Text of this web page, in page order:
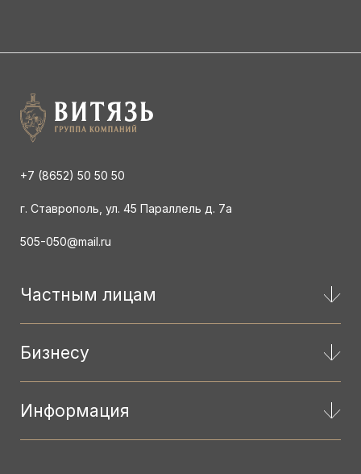
+7 (8652) 50 50 50
г. Ставрополь, ул. 45 Параллель д. 7а
505-050@mail.ru
Частным лицам
Бизнесу
Информация